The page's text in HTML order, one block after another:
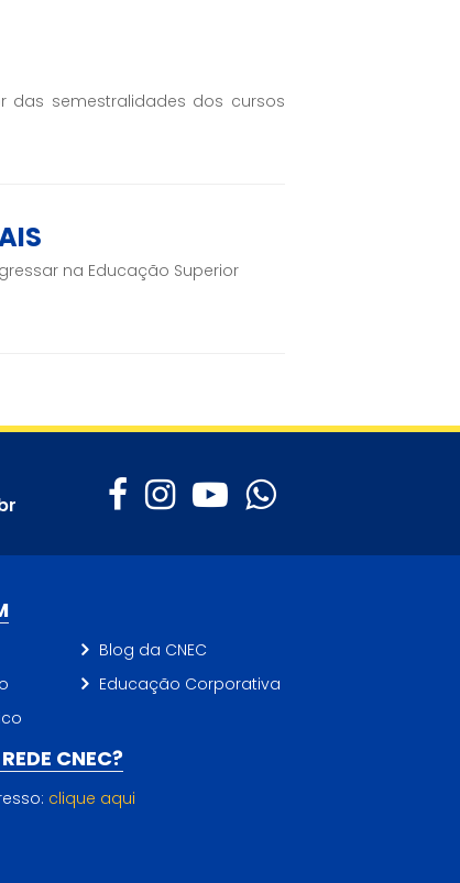
das semestralidades dos cursos
na Educação Superior
Blog da CNEC
Educação Corporativa
CNEC?
clique aqui